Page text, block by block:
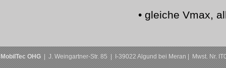
• gleiche Vmax,
MobilTec OHG | J. Weingartner-Str. 85 | I-39022 Algund bei Meran | Mwst. Nr.